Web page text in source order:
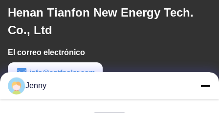
Henan Tianfon New Energy Tech.
Co., Ltd
El correo electrónico
info@cntfsolar.com
Tiempo de trabajo
Jenny